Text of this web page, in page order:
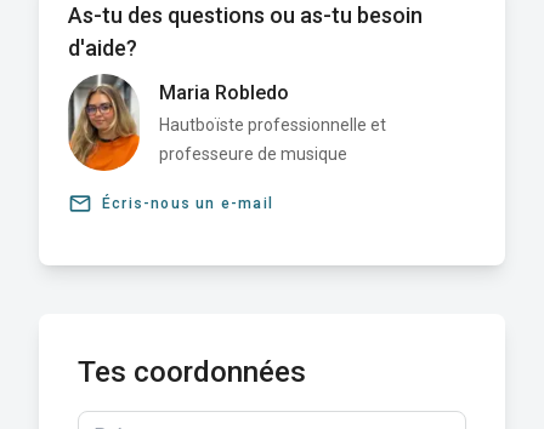
As-tu des questions ou as-tu besoin
d'aide?
Maria Robledo
Hautboïste professionnelle et
professeure de musique
email Écris-nous un e-mail
Tes coordonnées